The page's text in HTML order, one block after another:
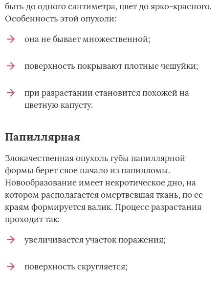
быть до одного сантиметра, цвет до ярко-красного.
Особенность этой опухоли:
она не бывает множественной;
поверхность покрывают плотные чешуйки;
при разрастании становится похожей на
цветную капусту.
Папиллярная
Злокачественная опухоль губы папиллярной
формы берет свое начало из папилломы.
Новообразование имеет некротическое дно, на
котором располагается омертвевшая ткань, по ее
краям формируется валик. Процесс разрастания
проходит так:
увеличивается участок поражения;
поверхность скругляется;